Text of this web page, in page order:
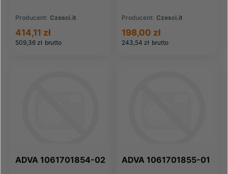
Producent: Czesci.it
509,36 zł brutto
414,11 zł
Producent: Czesci.it
243,54 zł brutto
198,00 zł
ADVA 1061701854-02 ADVA 1061701855-01